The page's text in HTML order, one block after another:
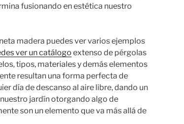
fusionando en estética nuestro
madera puedes ver varios ejemplos
ver un catálogo extenso de pérgolas
tipos, materiales y demás elementos
resultan una forma perfecta de
día de descanso al aire libre, dando un
jardín otorgando algo de
son un elemento que va más allá de